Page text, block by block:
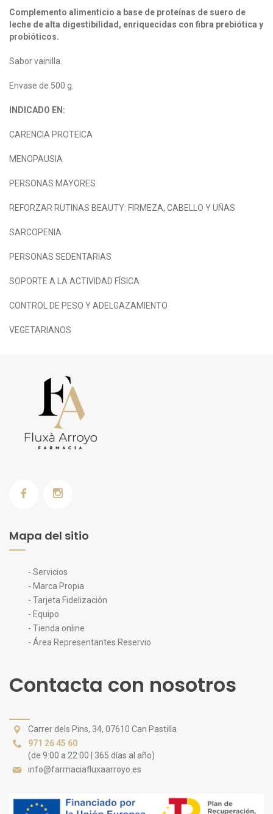
Complemento alimenticio a base de proteínas de suero de
leche de alta digestibilidad, enriquecidas con fibra prebiótica y
probióticos.
Sabor vainilla.
Envase de 500 g.
INDICADO EN:
CARENCIA PROTEICA
MENOPAUSIA
PERSONAS MAYORES
REFORZAR RUTINAS BEAUTY: FIRMEZA, CABELLO Y UÑAS
SARCOPENIA
PERSONAS SEDENTARIAS
SOPORTE A LA ACTIVIDAD FÍSICA
CONTROL DE PESO Y ADELGAZAMIENTO
VEGETARIANOS
Mapa del sitio
- Servicios
- Marca Propia
- Tarjeta Fidelización
- Equipo
- Tienda online
- Área Representantes Reservio
Contacta con nosotros
Carrer dels Pins, 34, 07610 Can Pastilla
971 26 45 60
(de 9:00 a 22:00 | 365 días al año)
info@farmaciafluxaarroyo.es